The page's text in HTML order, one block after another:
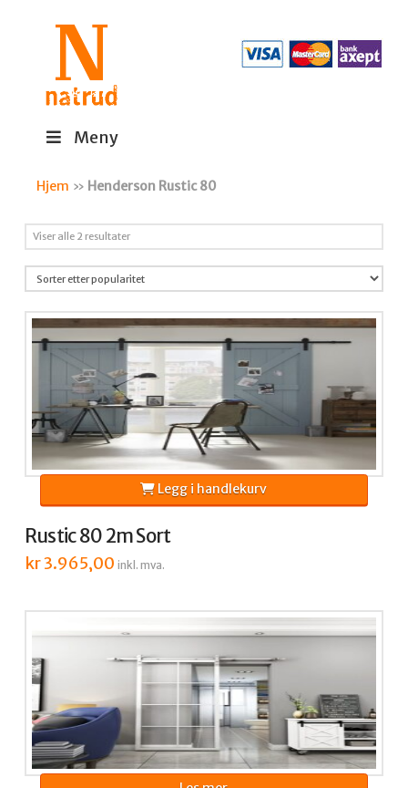
Meny
Hjem » Henderson Rustic 80
Viser alle 2 resultaterSortert
propularitet
Rustic 80 2m Sort
kr3.965,00 inkl. mva.
Legg i handlekurv